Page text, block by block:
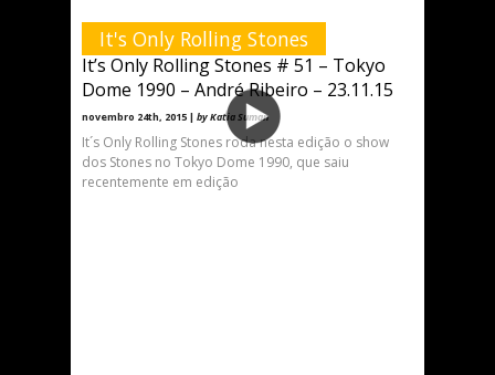
It's Only Rolling Stones
It’s Only Rolling Stones # 51 – Tokyo
Dome 1990 – André Ribeiro – 23.11.15
novembro 24th, 2015 | by Katia Suman
It´s Only Rolling Stones roda nesta edição o show
dos Stones no Tokyo Dome 1990, que saiu
recentemente em edição